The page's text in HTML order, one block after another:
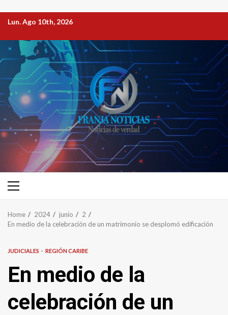
Lun. Ago 10th, 2026
Home 2024 junio
2
En medio de la celebración de un matrimonio se desplomó edificación
JUDICIALES REGIÓN CARIBE
En medio de la
celebración de un